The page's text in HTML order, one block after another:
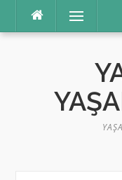
Menü